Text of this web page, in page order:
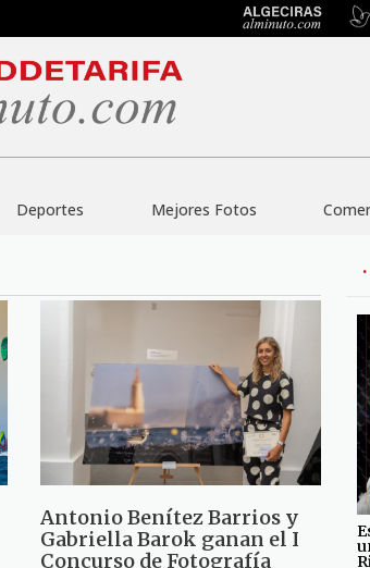
Deportes Mejores Fotos
Antonio Benítez Barrios y
Gabriella Barok ganan el I
Concurso de Fotografía